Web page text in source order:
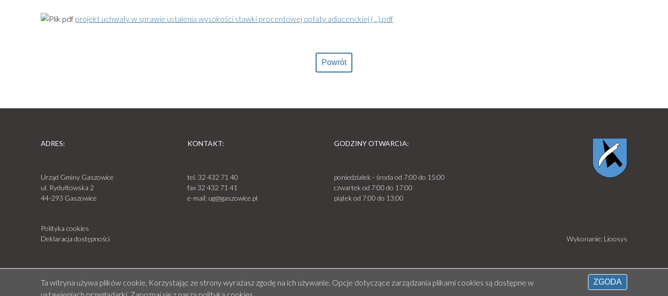
projekt uchwały w sprawie ustalenia wysokości stawki procentowej opłaty adiacenckiej (...).pdf
Powrót
ADRES:
Urząd Gminy Gaszowice
ul. Rydułtowska 2
44-293 Gaszowice
KONTAKT:
tel. 32 432 71 40
fax32 432 71 41
e-mail: ug@gaszowice.pl
GODZINY OTWARCIA:
poniedziałek - środa od 7:00 do 15:00
czwartek od 7:00 do 17:00
piątek od 7:00 do 13:00
Polityka cookies
Deklaracja dostępności
Wykonanie: Lioosys
Ta witryna używa plików cookie. Korzystając ze strony wyrażasz zgodę na ich używanie. Opcje dotyczące zarządzania plikami cookies są dostępne w
ZGODA